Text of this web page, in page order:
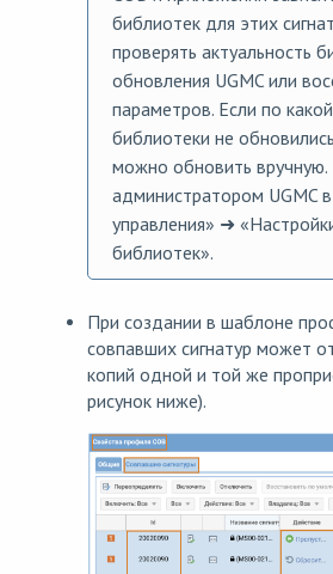
библиотек для этих
проверять актуальность
обновления UGMC или
параметров. Если по
библиотеки не
можно обновить вручную.
администратором UGMC
управления» ➜
библиотек».
При создании в шаблоне
совпавших сигнатур может
копий одной и той же
рисунок ниже).